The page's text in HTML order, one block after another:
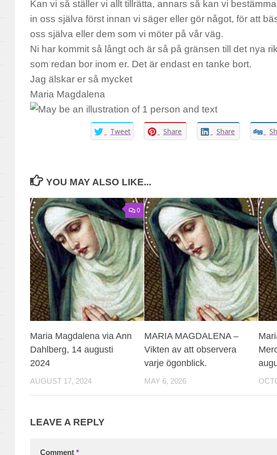
Kan vi så ställer vi allt tillrätta, annars så kan vi
in oss själva först innan vi säger eller gör något, för att
oss själva eller dem som vi möter på vår väg.
Ni har kommit så långt och är så på gränsen till det nya
som redan bor inom er. Det är endast en tanke bort.
Jag älskar er så mycket
Maria Magdalena
Tweet Share Share
YOU MAY ALSO LIKE...
0
Maria Magdalena via Ann
Dahlberg, 14 augusti
2024
AUGUST 17, 2024
MARIA MAGDALENA –
Vikten av att observera
varje ögonblick.
MAY 6, 2026
LEAVE A REPLY
Comment *